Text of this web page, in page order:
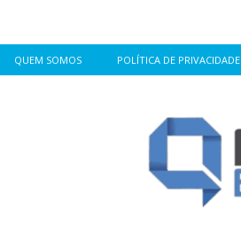
QUEM SOMOS POLÍTICA DE PRIVACIDADE